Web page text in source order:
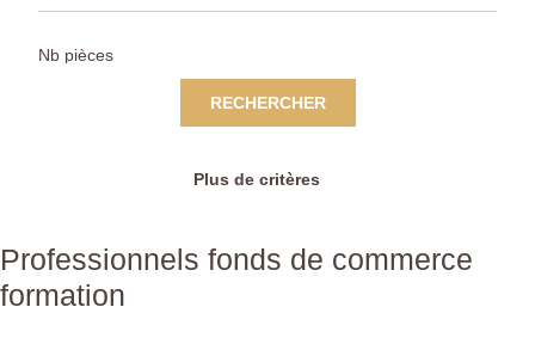
RECHERCHER
Plus de critères
Professionnels fonds de commerce
formation